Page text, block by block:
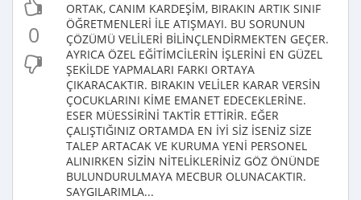
0
ORTAK, CANIM KARDEŞİM, BIRAKIN ARTIK SINIF
ÖĞRETMENLERİ İLE ATIŞMAYI. BU SORUNUN
ÇÖZÜMÜ VELİLERİ BİLİNÇLENDİRMEKTEN GEÇER.
AYRICA ÖZEL EĞİTİMCİLERİN İŞLERİNİ EN GÜZEL
ŞEKİLDE YAPMALARI FARKI ORTAYA
ÇIKARACAKTIR. BIRAKIN VELİLER KARAR VERSİN
ÇOCUKLARINI KİME EMANET EDECEKLERİNE.
ESER MÜESSİRİNİ TAKTİR ETTİRİR. EĞER
ÇALIŞTIĞINIZ ORTAMDA EN İYİ SİZ İSENİZ SİZE
TALEP ARTACAK VE KURUMA YENİ PERSONEL
ALINIRKEN SİZİN NİTELİKLERİNİZ GÖZ ÖNÜNDE
BULUNDURULMAYA MECBUR OLUNACAKTIR.
SAYGILARIMLA...